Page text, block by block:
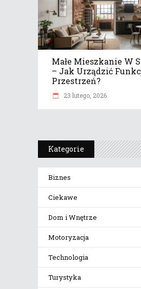
Małe Mieszkanie W
– Jak Urządzić
Przestrzeń?
23 lutego, 2026
Kategorie
Biznes
Ciekawe
Dom i Wnętrze
Motoryzacja
Technologia
Turystyka